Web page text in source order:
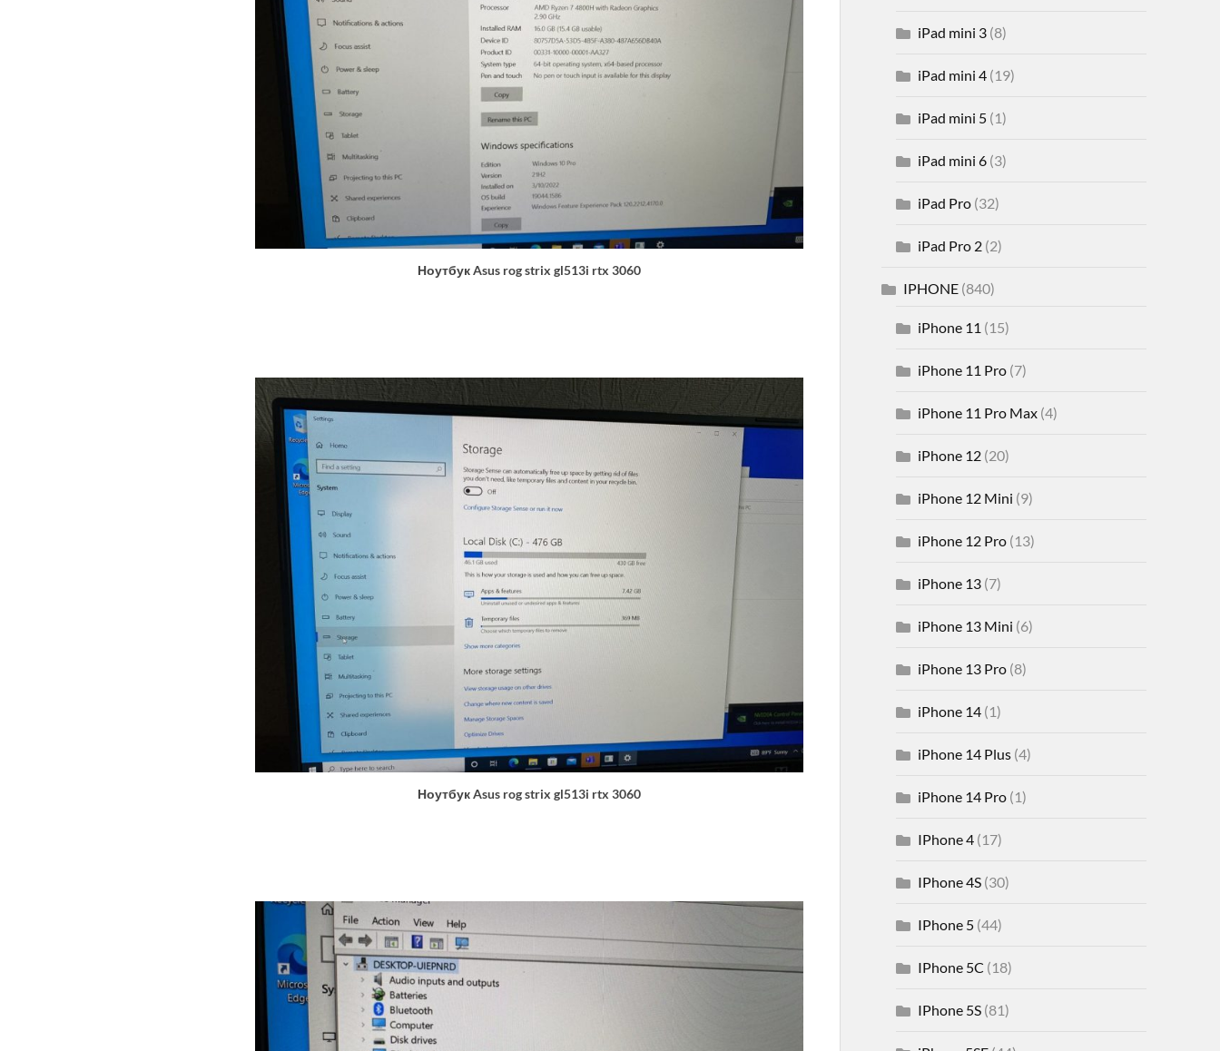
Ноутбук Asus rog strix gl513i rtx 3060
Ноутбук Asus rog strix gl513i rtx 3060
iPad mini 3(8)
iPad mini 4(19)
iPad mini 5(1)
iPad mini 6(3)
iPad Pro(32)
iPad Pro 2(2)
IPHONE(840)
iPhone 11 (15)
iPhone 11 Pro(7)
iPhone 11 Pro Max(4)
iPhone 12(20)
iPhone 12 Mini (9)
iPhone 12 Pro(13)
iPhone 13(7)
iPhone 13 Mini (6)
iPhone 13 Pro(8)
iPhone 14(1)
iPhone 14 Plus(4)
iPhone 14 Pro(1)
IPhone 4(17)
IPhone 4S(30)
IPhone 5(44)
IPhone 5C (18)
IPhone 5S(81)